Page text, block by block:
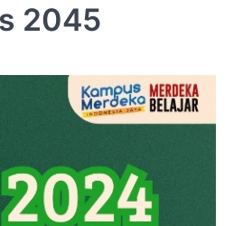
2045